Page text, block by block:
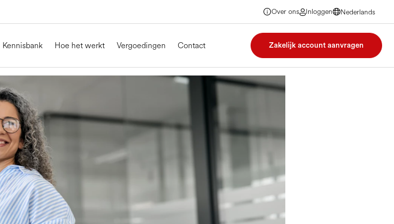
Over ons Inloggen
Nederlands
Nederlands
Nederlands
Kennisbank Hoe het werkt Vergoedingen Contact Zakelijk account aanvragen